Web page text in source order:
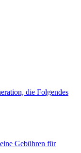
die Folgendes
Gebühren für